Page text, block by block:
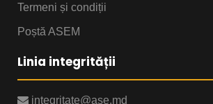
Termeni și condiții
Poștă ASEM
Linia integrității
integritate@ase.md